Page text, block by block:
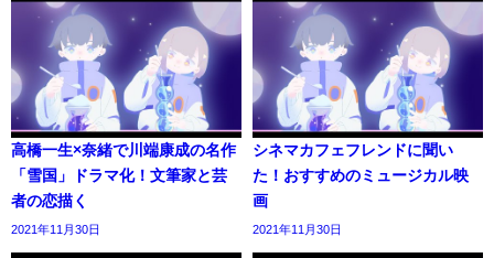
高橋一生×奈緒で川端康成の名作
「雪国」ドラマ化！文筆家と芸
者の恋描く
2021年11月30日
シネマカフェフレンドに聞い
た！おすすめのミュージカル映
画
2021年11月30日